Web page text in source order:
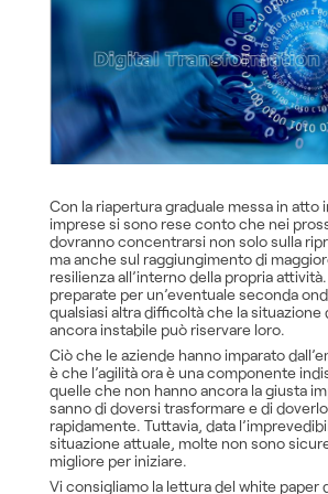
Con la riapertura graduale messa in atto
imprese si sono rese conto che nei
dovranno concentrarsi non solo sulla
ma anche sul raggiungimento di
resilienza all’interno della propria
preparate per un’eventuale seconda
qualsiasi altra difficoltà che la situazione
ancora instabile può riservare loro.
Ciò che le aziende hanno imparato
è che l’agilità ora è una componente
quelle che non hanno ancora la giusta
sanno di doversi trasformare e di
rapidamente. Tuttavia, data
situazione attuale, molte non sono
migliore per iniziare.
Vi consigliamo la lettura del white paper